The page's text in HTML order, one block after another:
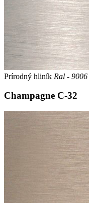
Prírodný hliník Ral - 9006
Champagne C-32